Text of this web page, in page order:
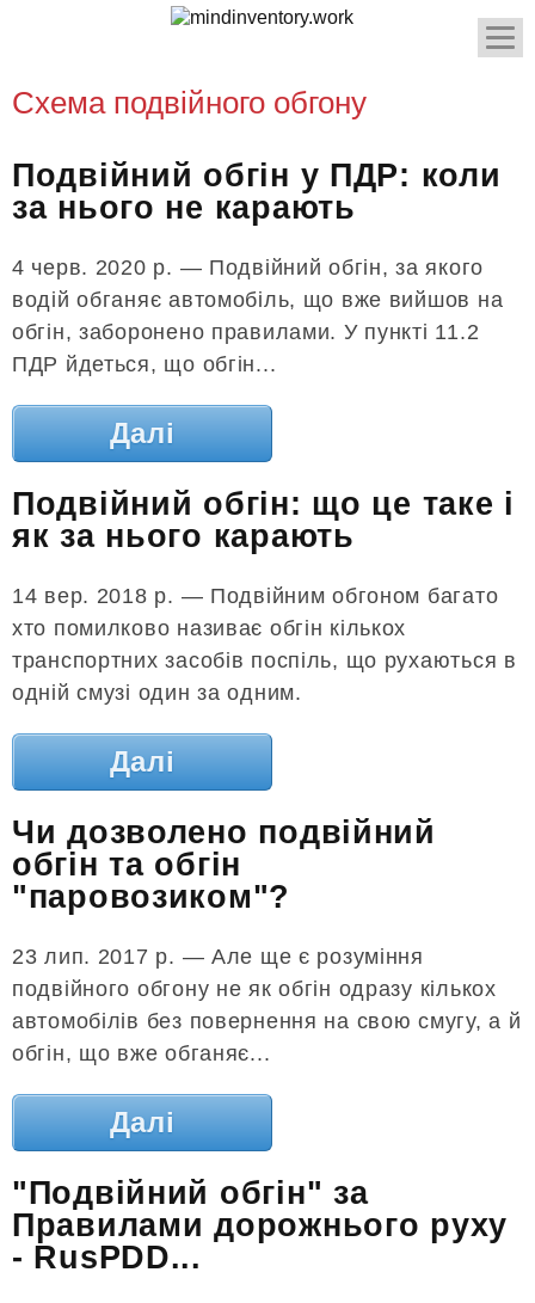
Схема подвійного обгону
Подвійний обгін у ПДР: коли
за нього не карають
4 черв. 2020 р. — Подвійний обгін, за якого
водій обганяє автомобіль, що вже вийшов на
обгін, заборонено правилами. У пункті 11.2
ПДР йдеться, що обгін...
Далі
Подвійний обгін: що це таке і
як за нього карають
14 вер. 2018 р. — Подвійним обгоном багато
хто помилково називає обгін кількох
транспортних засобів поспіль, що рухаються в
одній смузі один за одним.
Далі
Чи дозволено подвійний
обгін та обгін
"паровозиком"?
23 лип. 2017 р. — Але ще є розуміння
подвійного обгону не як обгін одразу кількох
автомобілів без повернення на свою смугу, а й
обгін, що вже обганяє...
Далі
"Подвійний обгін" за
Правилами дорожнього руху
- RusPDD...